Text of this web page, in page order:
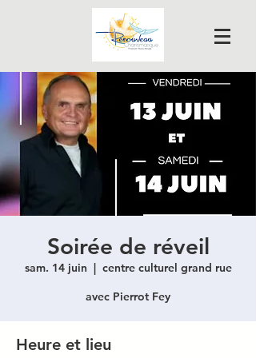
Soirée de réveil
sam. 14 juin
  |
centre culturel grand rue
avec Pierrot Fey
Heure et lieu